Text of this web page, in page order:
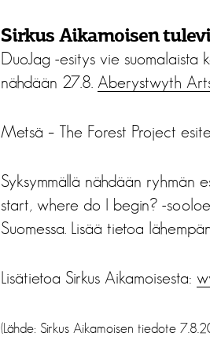
Sirkus Aikamoisen
DuoJag -esitys vie suomalaista
nähdään 27.8. Aberystwyth
Metsä – The Forest Project
Syksymmällä nähdään ryhmän
start, where do I begin? -
Suomessa. Lisää tietoa
Lisätietoa Sirkus Aikamoisesta:
(Lähde: Sirkus Aikamoisen tiedote